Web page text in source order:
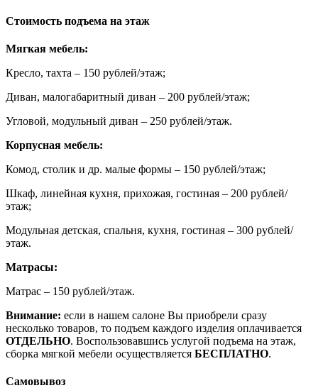
Стоимость подъема на этаж
Мягкая мебель:
Кресло, тахта – 150 рублей/этаж;
Диван, малогабаритный диван – 200 рублей/этаж;
Угловой, модульный диван – 250 рублей/этаж.
Корпусная мебель:
Комод, столик и др. малые формы – 150 рублей/этаж;
Шкаф, линейная кухня, прихожая, гостиная – 200 рублей/
этаж;
Модульная детская, спальня, кухня, гостиная – 300 рублей/
этаж.
Матрасы:
Матрас – 150 рублей/этаж.
Внимание: если в нашем салоне Вы приобрели сразу
несколько товаров, то подъем каждого изделия оплачивается
ОТДЕЛЬНО. Воспользовавшись услугой подъема на этаж,
сборка мягкой мебели осуществляется БЕСПЛАТНО.
Самовывоз